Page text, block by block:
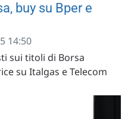
buy su Bper e
14:50
sui titoli di Borsa
su Italgas e Telecom